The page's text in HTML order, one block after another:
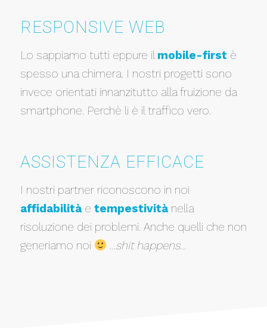
RESPONSIVE WEB
Lo sappiamo tutti eppure il mobile-first è
spesso una chimera. I nostri progetti sono
invece orientati innanzitutto alla fruizione da
smartphone. Perchè li è il traffico vero.
ASSISTENZA EFFICACE
I nostri partner riconoscono in noi
affidabilitàe tempestivitànella
risoluzione dei problemi. Anche quelli che non
generiamo noi
…shit happens…